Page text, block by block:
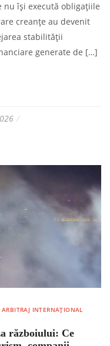
își execută obligațiile
creanțe au devenit
stabilității
generate de […]
INTERNAȚIONAL
războiului: Ce